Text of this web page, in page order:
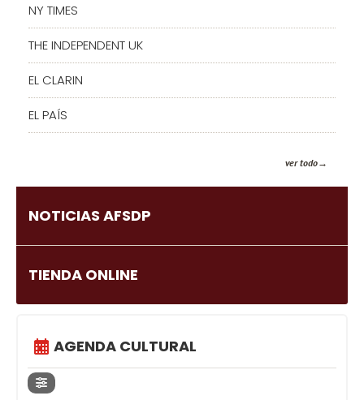
NY TIMES
THE INDEPENDENT UK
EL CLARIN
EL PAÍS
ver todo
NOTICIAS AFSDP
TIENDA ONLINE
AGENDA CULTURAL